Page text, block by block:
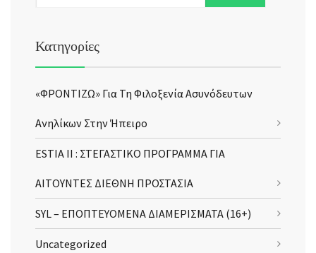
Κατηγορίες
«ΦΡΟΝΤΙΖΩ» Για Τη Φιλοξενία Ασυνόδευτων
Ανηλίκων Στην Ήπειρο
ESTIA II : ΣΤΕΓΑΣΤΙΚΟ ΠΡΟΓΡΑΜΜΑ ΓΙΑ
ΑΙΤΟΥΝΤΕΣ ΔΙΕΘΝΗ ΠΡΟΣΤΑΣΙΑ
SYL – ΕΠΟΠΤΕΥΟΜΕΝΑ ΔΙΑΜΕΡΙΣΜΑΤΑ (16+)
Uncategorized